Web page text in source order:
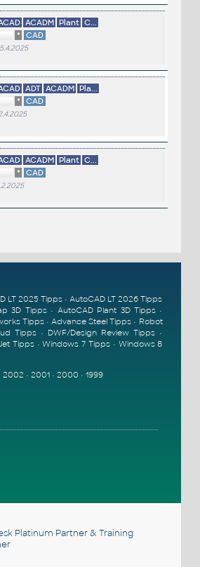
ACADM Plant C...
*
CAD
ADT ACADM Pla...
*
CAD
ACADM Plant C...
*
CAD
LT 2025 Tipps • AutoCAD LT 2026 Tipps
3D Tipps• AutoCAD Plant 3D Tipps •
Tipps • Advance Steel Tipps • Robot
Tipps• DWF/Design Review Tipps •
Tipps•Windows 7 Tipps • Windows 8
2002 • 2001• 2000 • 1999
Platinum Partner & Training